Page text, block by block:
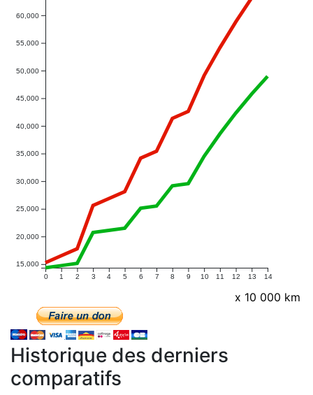
0 1 2 3 4 5 6 7 8 9 10 11 12 13 14
15,000
20,000
25,000
30,000
35,000
40,000
45,000
50,000
55,000
60,000
x 10 000 km
Historique des derniers
comparatifs